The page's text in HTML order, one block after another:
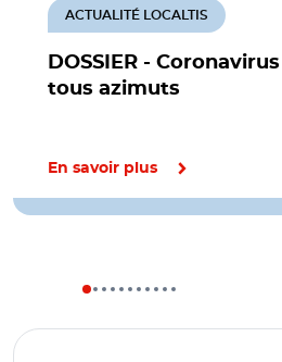
DOSSIER -
tous azimuts
ACTUALITÉ LOCALTIS
En savoir plus